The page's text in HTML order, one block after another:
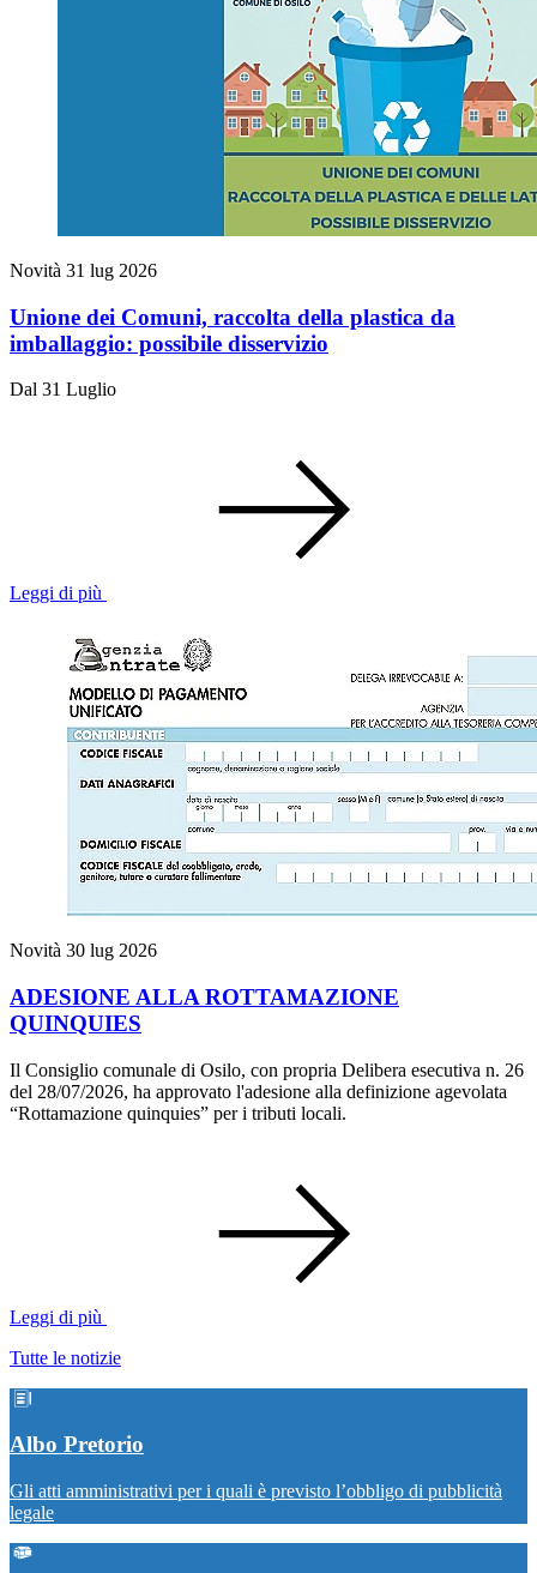
Novità 31 lug 2026
Unione dei Comuni, raccolta della plastica da
imballaggio: possibile disservizio
Dal 31 Luglio
Leggi di più
Novità 30 lug 2026
ADESIONE ALLA ROTTAMAZIONE
QUINQUIES
Il Consiglio comunale di Osilo, con propria Delibera esecutiva n. 26
del 28/07/2026, ha approvato l'adesione alla definizione agevolata
“Rottamazione quinquies” per i tributi locali.
Leggi di più
Tutte le notizie
Albo Pretorio
Gli atti amministrativi per i quali è previsto l’obbligo di pubblicità
legale